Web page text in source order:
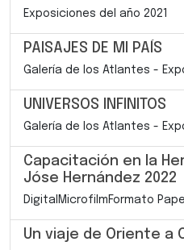
Exposiciones del año 2021
PAISAJES DE MI PAÍS
Galería de los Atlantes -
UNIVERSOS INFINITOS
Galería de los Atlantes -
Capacitación en la
Jóse Hernández 2022
DigitalMicrofilmFormato Papel
Un viaje de Oriente a